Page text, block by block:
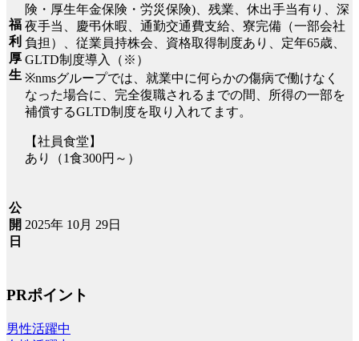
福
利
厚
生
険・厚生年金保険・労災保険)、残業、休出手当有り、深
夜手当、慶弔休暇、通勤交通費支給、寮完備（一部会社
負担）、従業員持株会、資格取得制度あり、定年65歳、
GLTD制度導入（※）
※nmsグループでは、就業中に何らかの傷病で働けなく
なった場合に、完全復職されるまでの間、所得の一部を
補償するGLTD制度を取り入れてます。
【社員食堂】
あり（1食300円～）
公
開
日
2025年 10月 29日
PRポイント
男性活躍中